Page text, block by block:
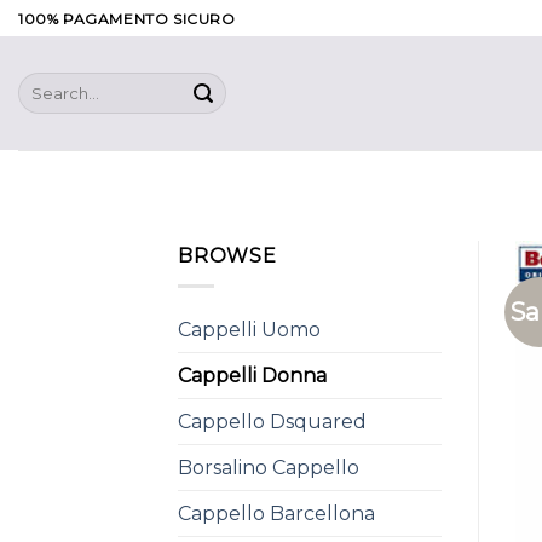
Skip
to
content
100% PAGAMENTO SICURO
Search
for:
BROWSE
Cappelli Uomo
Cappelli Donna
Cappello Dsquared
Borsalino Cappello
Cappello Barcellona